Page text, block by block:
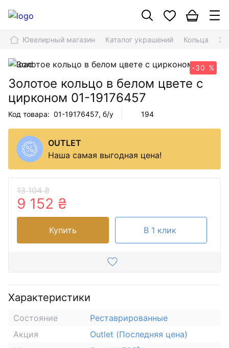
Ювелирный магазин Каталог украшений Кольца
-30 %
Золотое кольцо в белом цвете с
цирконом 01-19176457
Код товара: 01-19176457, б/у 194
OUTLET
Наша самая выгодная цена!
13 104 ₴
9 152 ₴
Купить В 1 клик
Характеристики
Состояние
Реставрированные
Акция
Outlet (Последняя цена)